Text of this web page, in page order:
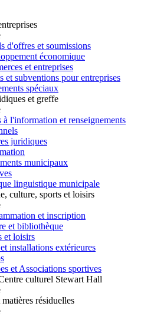
d'offres et soumissions
économique
et entreprises
et subventions pour entreprises
spéciaux
et greffe
à l'information et renseignements
juridiques
municipaux
linguistique municipale
culture, sports et loisirs
et inscription
et bibliothèque
et loisirs
installations extérieures
et Associations sportives
culturel Stewart Hall
résiduelles